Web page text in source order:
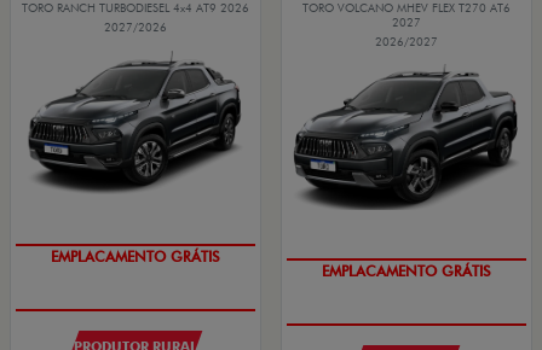
TORO RANCH TURBODIESEL 4x4 AT9 2026
2027/2026
EMPLACAMENTO GRÁTIS
PRODUTOR RURAL
TORO VOLCANO MHEV FLEX T270 AT6
2027
2026/2027
EMPLACAMENTO GRÁTIS